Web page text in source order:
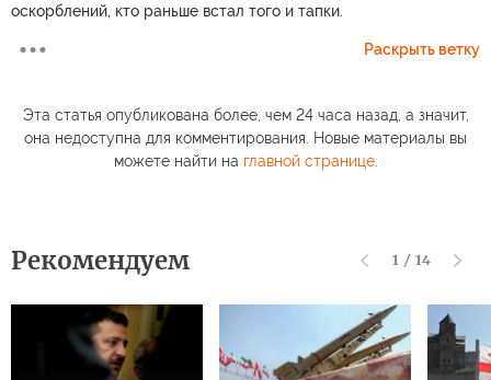
оскорблений, кто раньше встал того и тапки.
Раскрыть ветку
Эта статья опубликована более, чем 24 часа назад, а значит,
она недоступна для комментирования. Новые материалы вы
можете найти на главной странице.
Рекомендуем 1 / 14